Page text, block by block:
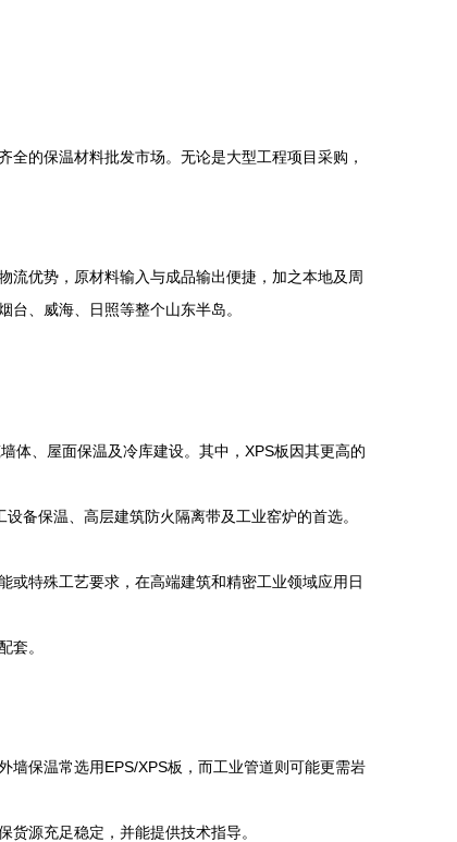
的保温材料批发市场。无论是大型工程项目采购，
流优势，原材料输入与成品输出便捷，加之本地及周
、威海、日照等整个山东半岛。
体、屋面保温及冷库建设。其中，XPS板因其更高的
备保温、高层建筑防火隔离带及工业窑炉的首选。
或特殊工艺要求，在高端建筑和精密工业领域应用日
套。
墙保温常选用EPS/XPS板，而工业管道则可能更需岩
源充足稳定，并能提供技术指导。